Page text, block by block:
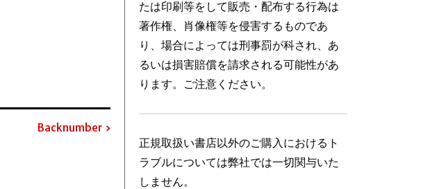
Backnumber
たは印刷等をして販売・配布する行為は
著作権、肖像権等を侵害するものであ
り、場合によっては刑事罰が科され、あ
るいは損害賠償を請求される可能性があ
ります。ご注意ください。
正規取扱い書店以外のご購入におけるト
ラブルについては弊社では一切関与いた
しません。